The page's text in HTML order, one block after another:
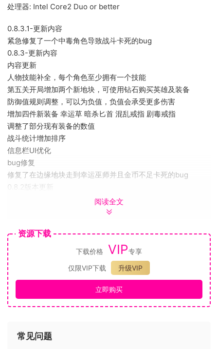
处理器: Intel Core2 Duo or better
0.8.3.1-更新内容
紧急修复了一个中毒角色导致战斗卡死的bug
0.8.3-更新内容
内容更新
人物技能补全，每个角色至少拥有一个技能
第五关开局增加两个新地块，可使用钻石购买英雄及装备
防御值规则调整，可以为负值，负值会承受更多伤害
增加四件新装备 幸运草 暗杀匕首 混乱戒指 剧毒戒指
调整了部分现有装备的数值
战斗统计增加排序
信息栏UI优化
bug修复
修复了在边缘地块走到幸运巫师并且金币不足卡死的bug
0.8.2版本更新
进入幸运巫师地块，如果不升级不计算行进步数
修改了蛋的出现规则，新手玩家容易获得（仅前三关生效）
传奇坦克-独眼巨人新增一个技能
雪人数值修改
治愈戒指数值修改
bug 修复：
修复了传奇战士-铁甲将军在备战格攻击力显示错误的问题
修复了蛋死亡后重新复活没有站起来的动画显示bug
阅读全文
资源下载
下载价格 VIP专享
仅限VIP下载
升级VIP
立即购买
常见问题